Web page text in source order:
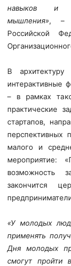
навыков и
мышления», –
Российской
В
интерактивные
– в рамках
практические
стартапов,
перспективных
малого и
мероприятие:
возможность
закончится
«У молодых
применять
Дня молодых
смогут пройти